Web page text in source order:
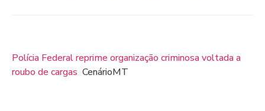
Polícia Federal reprime organização criminosa voltada a
roubo de cargas CenárioMT